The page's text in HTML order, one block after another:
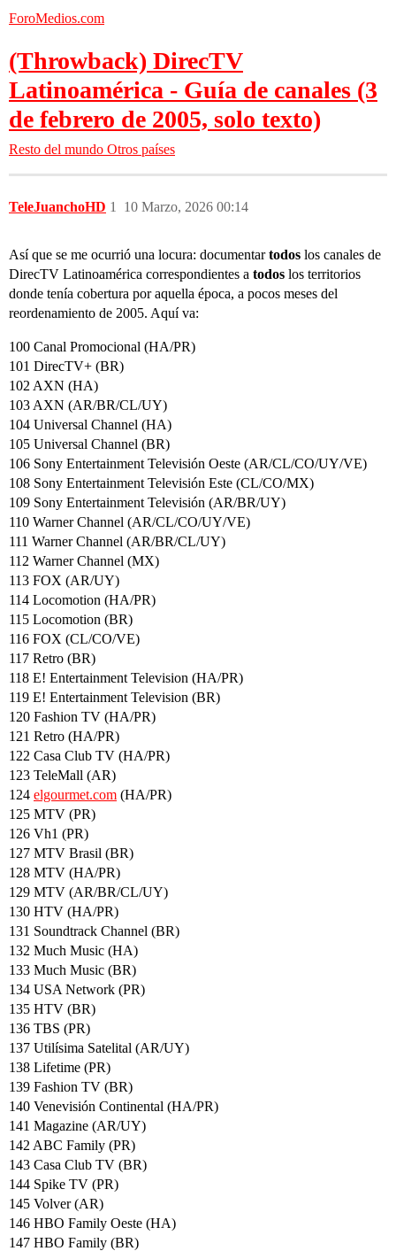
ForoMedios.com
(Throwback) DirecTV
Latinoamérica - Guía de canales (3
de febrero de 2005, solo texto)
Resto del mundo Otros países
TeleJuanchoHD 10 Marzo, 2026 00:14
1
Así que se me ocurrió una locura: documentartodos los canales de
DirecTV Latinoamérica correspondientes a todos los territorios
donde tenía cobertura por aquella época, a pocos meses del
reordenamiento de 2005. Aquí va:
100 Canal Promocional (HA/PR)
101 DirecTV+ (BR)
102 AXN (HA)
103 AXN (AR/BR/CL/UY)
104 Universal Channel (HA)
105 Universal Channel (BR)
106 Sony Entertainment Televisión Oeste (AR/CL/CO/UY/VE)
108 Sony Entertainment Televisión Este (CL/CO/MX)
109 Sony Entertainment Televisión (AR/BR/UY)
110 Warner Channel (AR/CL/CO/UY/VE)
111 Warner Channel (AR/BR/CL/UY)
112 Warner Channel (MX)
113 FOX (AR/UY)
114 Locomotion (HA/PR)
115 Locomotion (BR)
116 FOX (CL/CO/VE)
117 Retro (BR)
118 E! Entertainment Television (HA/PR)
119 E! Entertainment Television (BR)
120 Fashion TV (HA/PR)
121 Retro (HA/PR)
122 Casa Club TV (HA/PR)
123 TeleMall (AR)
124 elgourmet.com (HA/PR)
125 MTV (PR)
126 Vh1 (PR)
127 MTV Brasil (BR)
128 MTV (HA/PR)
129 MTV (AR/BR/CL/UY)
130 HTV (HA/PR)
131 Soundtrack Channel (BR)
132 Much Music (HA)
133 Much Music (BR)
134 USA Network (PR)
135 HTV (BR)
136 TBS (PR)
137 Utilísima Satelital (AR/UY)
138 Lifetime (PR)
139 Fashion TV (BR)
140 Venevisión Continental (HA/PR)
141 Magazine (AR/UY)
142 ABC Family (PR)
143 Casa Club TV (BR)
144 Spike TV (PR)
145 Volver (AR)
146 HBO Family Oeste (HA)
147 HBO Family (BR)